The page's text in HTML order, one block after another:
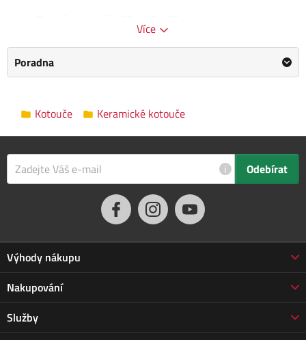
Kategorie
Vnitřní průměr
10 mm
Tloušťka kotouče
20 mm
P120
Rozměry balení
8.0 x 3.0 x 11.0 cm
Více
Poradna
Kotouče Keramické kotouče
i Odebírat
Výhody nákupu
Proč nakupovat u nás
3letá záruka Jarabák
Vrácení zboží do 30 dnů
Nakupování
Obchodní podmínky
Doprava a platba
Služby